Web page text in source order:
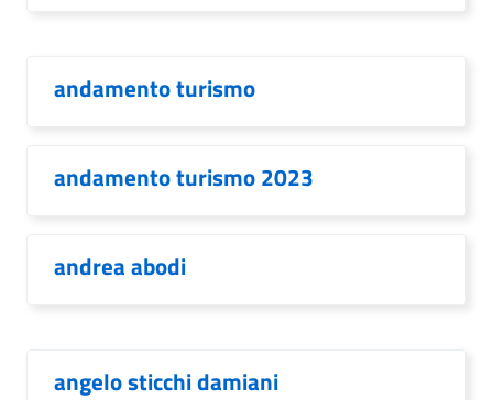
andamento turismo
andamento turismo 2023
andrea abodi
angelo sticchi damiani